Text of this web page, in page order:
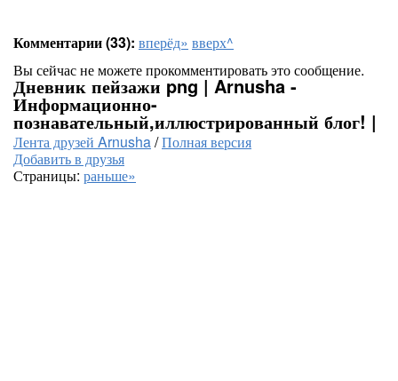
Комментарии (33): вперёд» вверх^
Вы сейчас не можете прокомментировать это сообщение.
Дневник пейзажи png | Arnusha -
Информационно-
познавательный,иллюстрированный блог! |
Лента друзей Arnusha/Полная версия
Добавить в друзья
Страницы: раньше»